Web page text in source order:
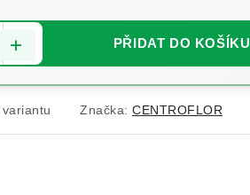
PŘIDAT DO KOŠÍKU
Značka: CENTROFLOR